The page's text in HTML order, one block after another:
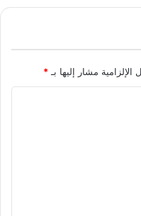
الإلزامية مشار إليها بـ*